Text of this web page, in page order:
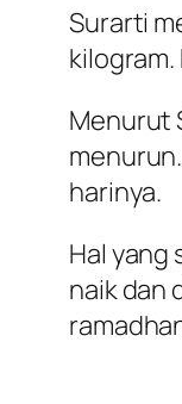
Surarti
Menurut
harinya.
Hal yang
naik dan